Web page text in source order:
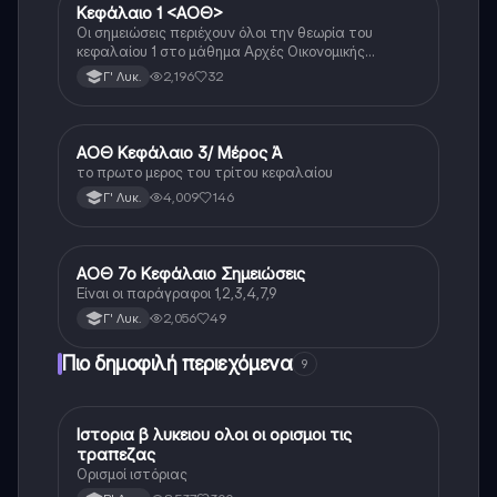
ΑΟΘ (Οικονομία)
Κεφάλαιο 1 <ΑΟΘ>
Οι σημειώσεις περιέχουν όλοι την θεωρία του
κεφαλαίου 1 στο μάθημα Αρχές Οικονομικής
Θεωρίας Γ’ Τάξης Γενικού Λυκείου
Γ' Λυκ. 2,196 32
ΑΟΘ (Οικονομία)
ΑΟΘ Κεφάλαιο 3/ Μέρος Ά
το πρωτο μερος του τρίτου κεφαλαίου
Γ' Λυκ. 4,009 146
ΑΟΘ (Οικονομία)
ΑΟΘ 7ο Κεφάλαιο Σημειώσεις
Είναι οι παράγραφοι 1,2,3,4,7,9
Γ' Λυκ. 2,056 49
Πιο δημοφιλή περιεχόμενα 9
Ιστορία
Ιστορια β λυκειου ολοι οι ορισμοι τις
τραπεζας
Ορισμοί ιστόριας